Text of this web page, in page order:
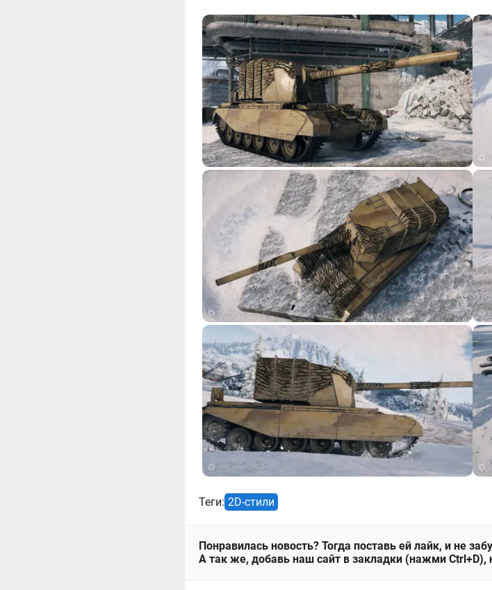
Теги: 2D-стили
Понравилась новость? Тогда поставь ей лайк, и не
А так же, добавь наш сайт в закладки (нажми Ctrl+D),